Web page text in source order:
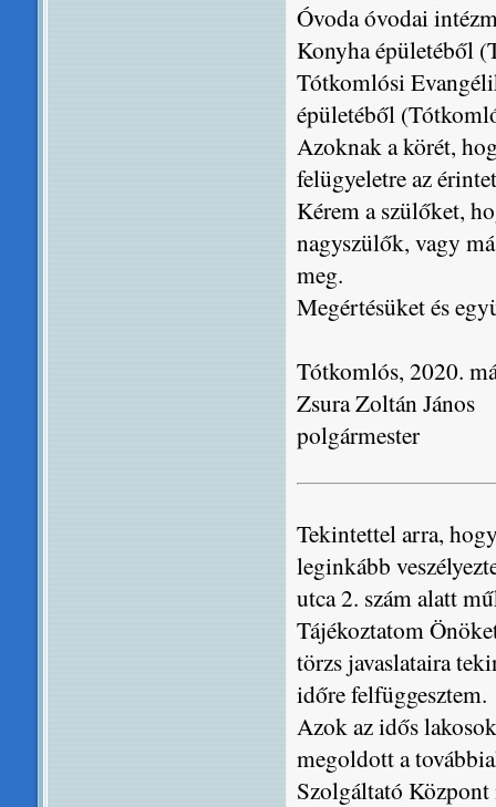
Óvoda óvodai
Konyha épületéből
Tótkomlósi
épületéből
Azoknak a körét,
felügyeletre az
Kérem a szülőket,
nagyszülők, vagy
meg.
Megértésüket és
Tótkomlós, 2020.
Zsura Zoltán János
polgármester
Tekintettel arra,
leginkább
utca 2. szám alatt
Tájékoztatom
törzs javaslataira
időre felfüggesztem.
Azok az idős
megoldott a
Szolgáltató Központ